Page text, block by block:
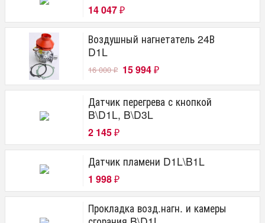
14 047 ₽
Воздушный нагнетатель 24В
D1L
16 000₽ 15 994 ₽
Датчик перегрева с кнопкой
B\D1L, B\D3L
2 145 ₽
Датчик пламени D1L\B1L
1 998 ₽
Прокладка возд.нагн. и камеры